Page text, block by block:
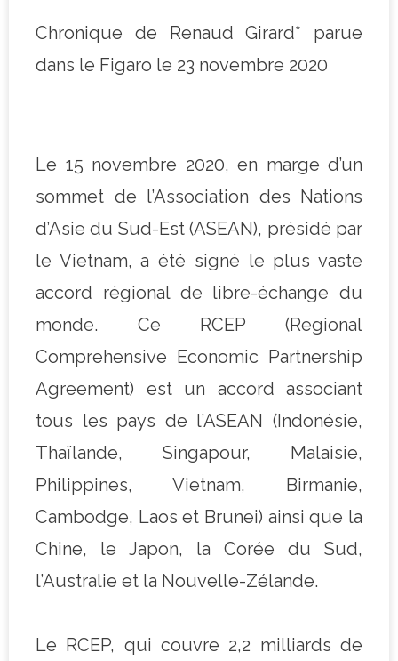
Chronique de Renaud Girard* parue
dans le Figaro le 23 novembre 2020
Le 15 novembre 2020, en marge d’un
sommet de l’Association des Nations
d’Asie du Sud-Est (ASEAN), présidé par
le Vietnam, a été signé le plus vaste
accord régional de libre-échange du
monde. Ce RCEP (Regional
Comprehensive Economic Partnership
Agreement) est un accord associant
tous les pays de l’ASEAN (Indonésie,
Thaïlande, Singapour, Malaisie,
Philippines, Vietnam, Birmanie,
Cambodge, Laos et Brunei) ainsi que la
Chine, le Japon, la Corée du Sud,
l’Australie et la Nouvelle-Zélande.
Le RCEP, qui couvre 2,2 milliards de